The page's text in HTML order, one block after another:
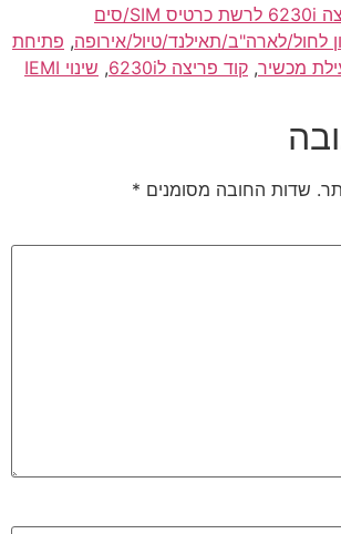
פתיחה/פריצה 6230i לרשת כרטיס SIM/סים
לחול/לארה"ב/תאילנד/טיול/אירופה, פתיחת
מכשיר, קוד פריצה ל6230i ,
שינוי IEMI
שדות החובה מסומנים *